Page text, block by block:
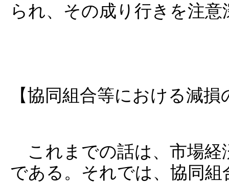
られ、その成り行きを注
【協同組合等における減損
これまでの話は、市場経
である。それでは、協同